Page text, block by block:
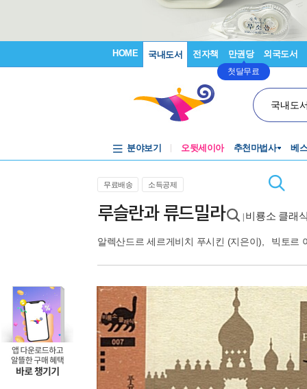
HOME 국내도서 전자책 만권당
첫달무료
외국도서
국내도
분야보기 오뒷세이아 추천마법사 베
무료배송 소득공제
루슬란과 류드밀라 비룡소 클래
알렉산드르 세르게비치 푸시킨 (지은이), 빅토르